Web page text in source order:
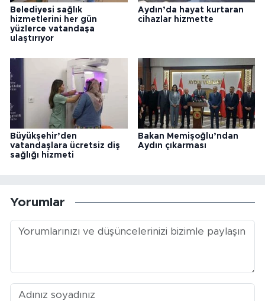
Belediyesi sağlık
hizmetlerini her gün
yüzlerce vatandaşa
ulaştırıyor
Aydın’da hayat kurtaran
cihazlar hizmette
Büyükşehir’den
vatandaşlara ücretsiz diş
sağlığı hizmeti
Bakan Memişoğlu’ndan
Aydın çıkarması
Yorumlar